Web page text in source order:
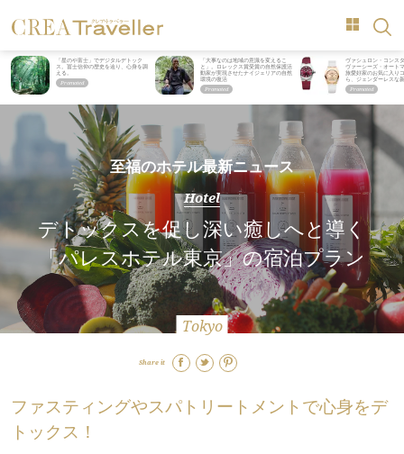
「星のや富士」でデジタルデトック
ス。冨士信仰の歴史を辿り、心身を調
える。
「大事なのは地域の意識を変えるこ
と」。ロレックス賞受賞の自然保護活
動家が実現させたナイジェリアの自然
環境の復活
ヴァシュロン・コンス
ヴァーシーズ・オート
旅愛好家のお気に入り
ら、ジェンダーレスな
至福のホテル最新ニュース
Hotel
デトックスを促し深い癒しへと導く
「パレスホテル東京」の宿泊プラン
Tokyo
Share it
ファスティングやスパトリートメントで心身をデ
トックス！